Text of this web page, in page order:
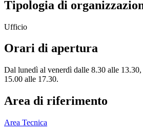
Tipologia di
Ufficio
Orari di apertura
Dal lunedì al venerdì dalle 8.30 alle
15.00 alle 17.30.
Area di riferimento
Area Tecnica